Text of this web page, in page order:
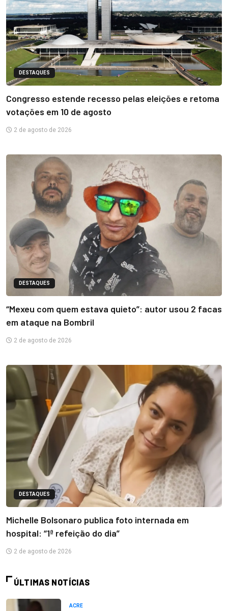
DESTAQUES
Congresso estende recesso pelas eleições e retoma
votações em 10 de agosto
2 de agosto de 2026
DESTAQUES
“Mexeu com quem estava quieto”: autor usou 2 facas
em ataque na Bombril
2 de agosto de 2026
DESTAQUES
Michelle Bolsonaro publica foto internada em
hospital: “1ª refeição do dia”
2 de agosto de 2026
ÚLTIMAS NOTÍCIAS
ACRE